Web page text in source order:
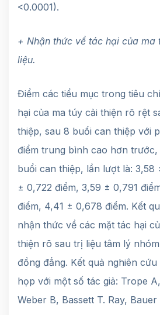
<0.0001).
+ Nhận thức về tác hại của ma
liệu.
Điểm các tiểu mục trong tiêu
hại của ma túy cải thiện rõ rệt
thiệp, sau 8 buổi can thiệp với
điểm trung bình cao hơn trước,
buổi can thiệp, lần lượt là: 3,58
± 0,722 điểm, 3,59 ± 0,791
điểm, 4,41 ± 0,678 điểm. Kết
nhận thức về các mặt tác hại
thiện rõ sau trị liệu tâm lý
đồng đẳng. Kết quả nghiên
họp với một số tác giả: Trope
Weber B, Bassett T. Ray, Bauer